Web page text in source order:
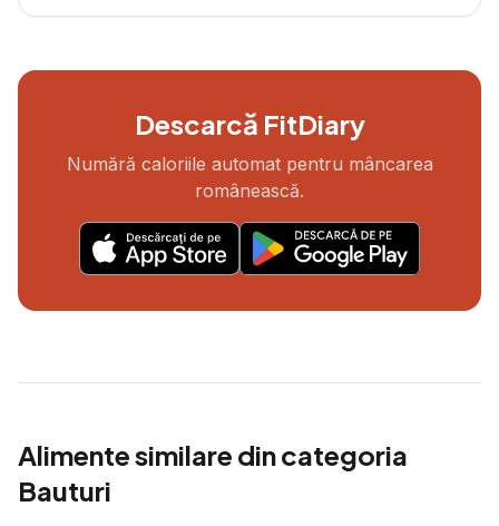
Descarcă FitDiary
Numără caloriile automat pentru mâncarea
românească.
Alimente similare din categoria
Bauturi